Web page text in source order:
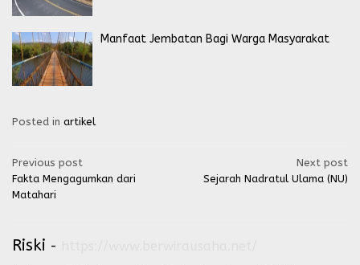
Manfaat Jembatan Bagi Warga Masyarakat
Posted in artikel
Post
navigation
Previous post
Fakta Mengagumkan dari
Matahari
Next post
Sejarah Nadratul Ulama (NU)
Riski -